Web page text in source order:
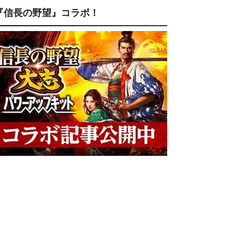
信長の野望』コラボ！